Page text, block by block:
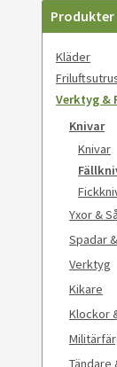
Produkter
Kläder
Verktyg &
Knivar
Knivar
Yxor &
Spadar
Verktyg
Kikare
Klockor
Tändare